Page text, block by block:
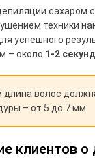
сахаром
техники
успешного
– около 1-2 секунд
волос
– от 5 до 7 мм.
клиентов о